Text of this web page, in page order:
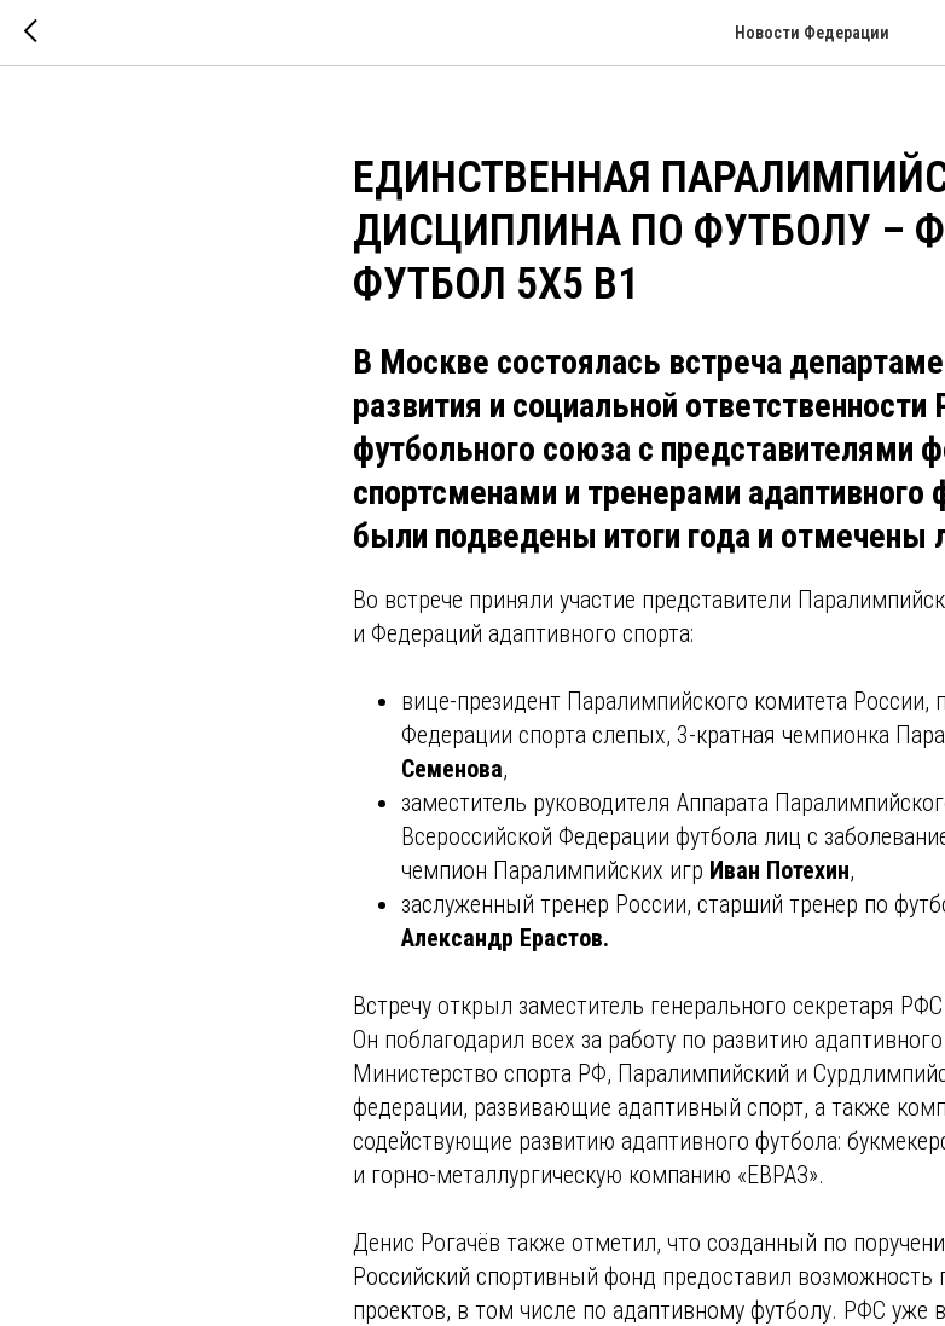
Новости Федерации
ЕДИНСТВЕННАЯ
ДИСЦИПЛИНА ПО ФУТБОЛУ –
ФУТБОЛ 5Х5 В1
В Москве состоялась встреча
развития и социальной ответственности
футбольного союза с представителями
спортсменами и тренерами адаптивного
были подведены итоги года и отмечены
Во встрече приняли участие представители
и Федераций адаптивного спорта:
вице-президент Паралимпийского комитета России,
Федерации спорта слепых, 3-кратная чемпионка
Семенова,
заместитель руководителя Аппарата
Всероссийской Федерации футбола лиц с
чемпион Паралимпийских игр Иван Потехин,
заслуженный тренер России, старший тренер по
Александр Ерастов.
Встречу открыл заместитель генерального секретаря РФС
Он поблагодарил всех за работу по развитию
Министерство спорта РФ, Паралимпийский и
федерации, развивающие адаптивный спорт, а также
содействующие развитию адаптивного футбола:
и горно-металлургическую компанию «ЕВРАЗ».
Денис Рогачёв также отметил, что созданный по
Российский спортивный фонд предоставил возможность
проектов, в том числе по адаптивному футболу. РФС уже